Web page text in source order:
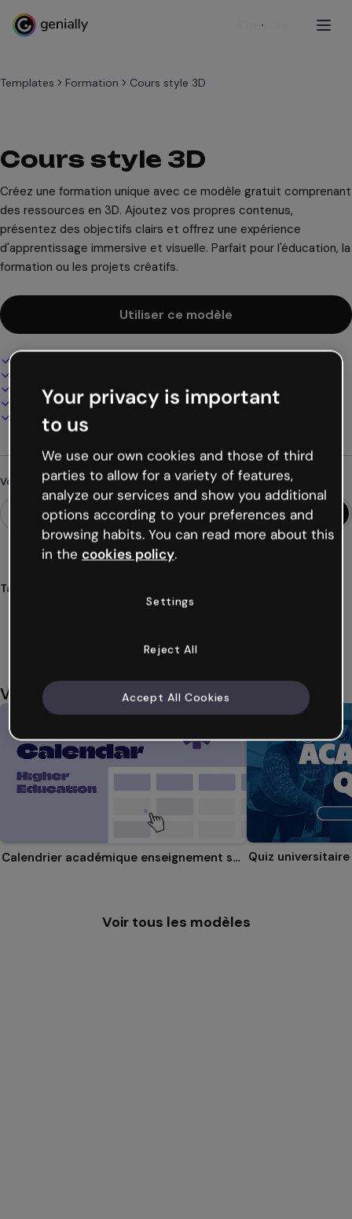
S'inscrire
Templates Formation Cours style 3D
Cours style 3D
Créez une formation unique avec ce modèle gratuit comprenant
des ressources en 3D. Ajoutez vos propres contenus,
présentez des objectifs clairs et offrez une expérience
d'apprentissage immersive et visuelle. Parfait pour l'éducation, la
formation ou les projets créatifs.
Utiliser ce modèle
Ajoutez audio, vidéo et multimédia
Présentez, partagez ou publiez en ligne
Téléchargez en PDF, MP4 et autres formats
Vous cherchez autre chose ?
Tags
microlearning
elearning
Vous aimerez aussi
Calendrier académique enseignement supérieur Quiz universitaire
Voir tous les modèles
Your privacy is important
to us
We use our own cookies and those of third
parties to allow for a variety of features,
analyze our services and show you additional
options according to your preferences and
browsing habits. You can read more about this
in the cookies policy.
Settings
Reject All
Accept All Cookies